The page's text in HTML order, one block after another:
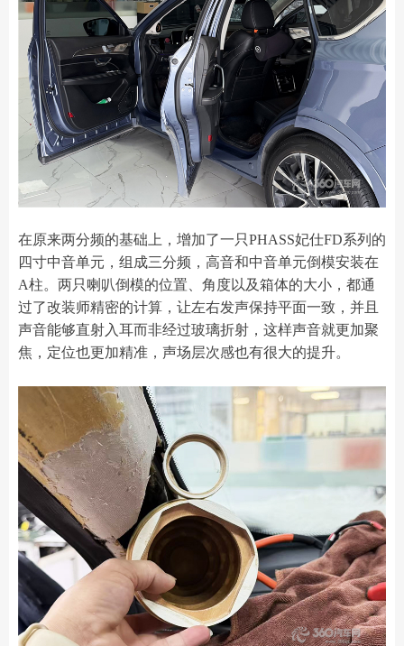
在原来两分频的基础上，增加了一只PHASS妃仕FD系列的
四寸中音单元，组成三分频，高音和中音单元倒模安装在
A柱。两只喇叭倒模的位置、角度以及箱体的大小，都通
过了改装师精密的计算，让左右发声保持平面一致，并且
声音能够直射入耳而非经过玻璃折射，这样声音就更加聚
焦，定位也更加精准，声场层次感也有很大的提升。